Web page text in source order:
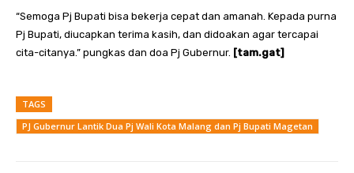
“Semoga Pj Bupati bisa bekerja cepat dan amanah. Kepada purna
Pj Bupati, diucapkan terima kasih, dan didoakan agar tercapai
cita-citanya.” pungkas dan doa Pj Gubernur. [tam.gat]
TAGS
PJ Gubernur Lantik Dua Pj Wali Kota Malang dan Pj Bupati Magetan